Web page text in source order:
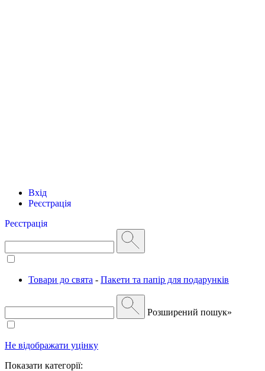
Вхід
Реєстрація
Реєстрація
Товари до свята - Пакети та папір для подарунків
Розширений пошук»
Не відображати уцінку
Показати категорії: